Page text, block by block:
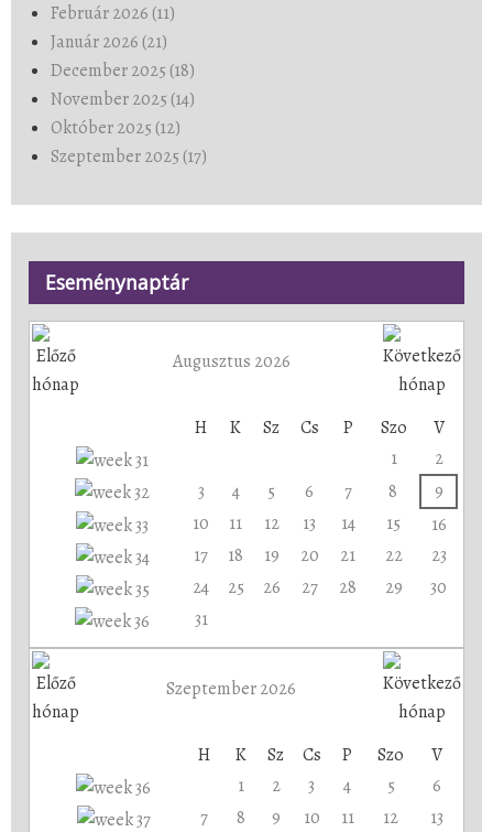
Február 2026 (11)
Január 2026 (21)
December 2025 (18)
November 2025 (14)
Október 2025 (12)
Szeptember 2025 (17)
Eseménynaptár
Augusztus 2026
H K Sz Cs P Szo
V
1
2
3
4 5 6 7 8
9
10
11 12 13 14 15
16
17
18 19 20 21 22
23
24
25 26 27 28 29
30
31
Szeptember 2026
H K Sz Cs P Szo
V
1
2 3 4 5
6
7
8 9 10 11 12
13